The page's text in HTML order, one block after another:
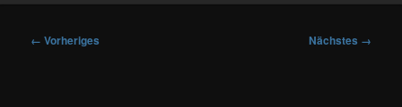
Bilder-
← Vorheriges Nächstes →